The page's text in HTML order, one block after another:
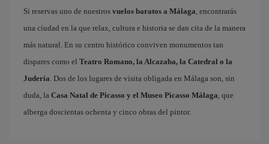
Si reservas uno de nuestros vuelos baratos a Málaga, encontrarás
una ciudad en la que relax, cultura e historia se dan cita de la manera
más natural. En su centro histórico conviven monumentos tan
dispares como el Teatro Romano, la Alcazaba, la Catedral o la
Judería. Dos de los lugares de visita obligada en Málaga son, sin
duda, la Casa Natal de Picasso y el Museo Picasso Málaga, que
alberga doscientas ochenta y cinco obras del pintor.